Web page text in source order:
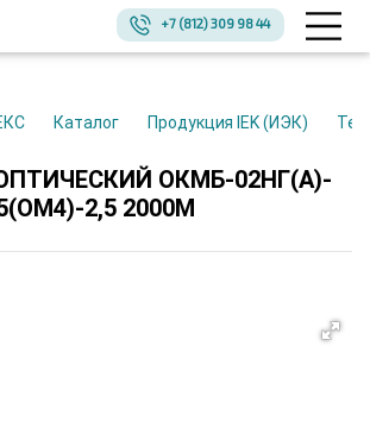
+7 (812) 309 98 44
Каталог Продукция IEK (ИЭК)
ОКМБ-02НГ(А)-
2,5 2000М